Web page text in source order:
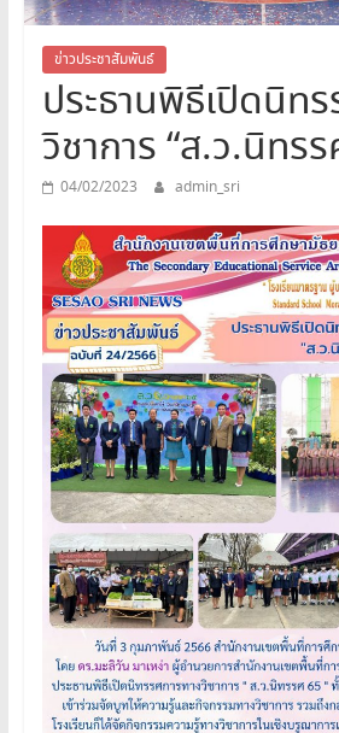
เขต
พื้นที่
การ
ศึกษา
มัธยมศึกษา
สระบุรี
ข่าวประชาสัมพันธ์
ประธานพิธีเปิดนิท
วิชาการ “ส.ว.นิทร
04/02/2023 admin_sri